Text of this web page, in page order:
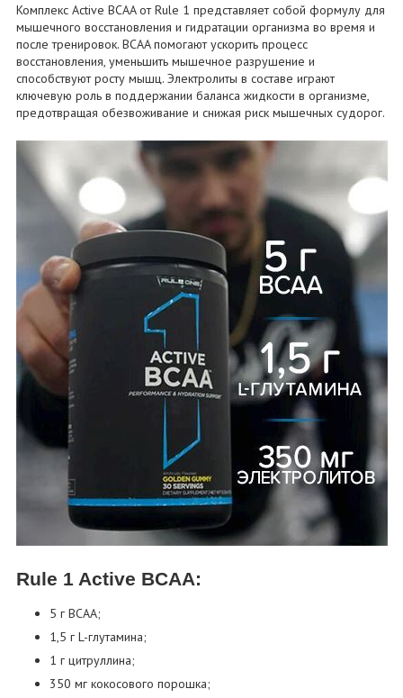
Комплекс Active BCAA от Rule 1 представляет собой формулу для
мышечного восстановления и гидратации организма во время и
после тренировок. BCAA помогают ускорить процесс
восстановления, уменьшить мышечное разрушение и
способствуют росту мышц. Электролиты в составе играют
ключевую роль в поддержании баланса жидкости в организме,
предотвращая обезвоживание и снижая риск мышечных судорог.
Rule 1 Active BCAA:
5 г BCAA;
1,5 г L-глутамина;
1 г цитруллина;
350 мг кокосового порошка;